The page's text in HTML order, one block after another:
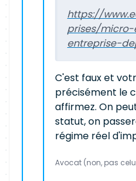
https://
prises/
entreprise-
C'est faux et
précisément le
affirmez. On
statut, on
régime réel
Avocat (non, pas